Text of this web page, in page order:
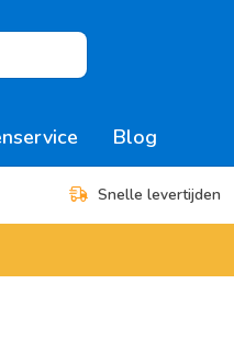
Blog
Snelle levertijden